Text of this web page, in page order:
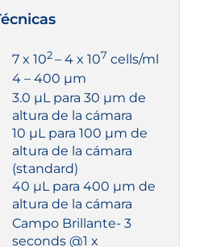
7 x 102– 4 x 107 cells/ml
4 – 400 µm
3.0 µL para 30 µm de
altura de la cámara
10 µL para 100 µm de
altura de la cámara
(standard)
40 µL para 400 µm de
altura de la cámara
Campo Brillante- 3
seconds @1 x